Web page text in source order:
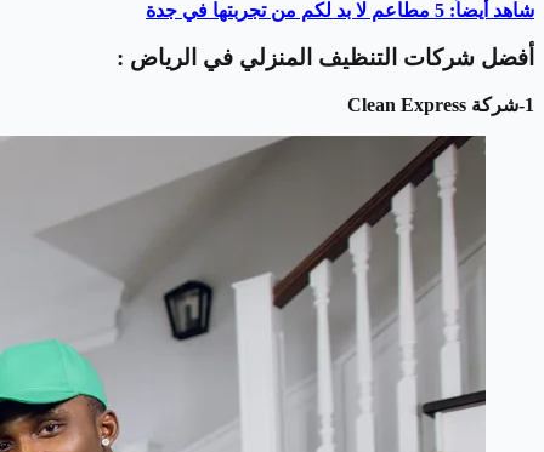
شاهد أيضاً: 5 مطاعم لا بد لكم من تجربتها في جدة
أفضل شركات التنظيف المنزلي في الرياض :
1-شركة Clean Express